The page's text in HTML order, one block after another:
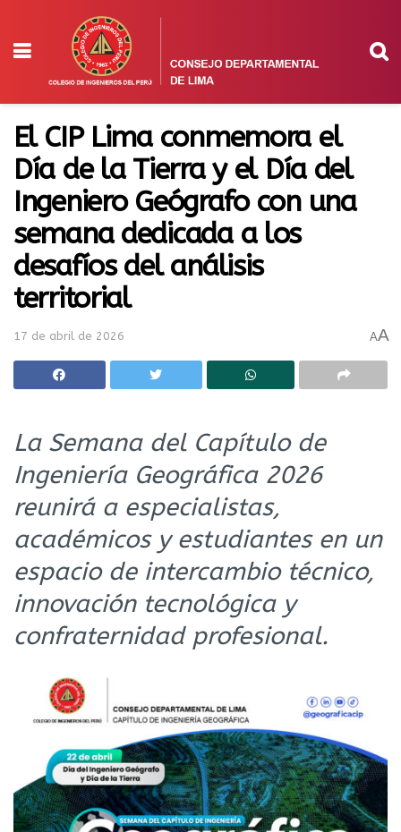
El CIP Lima conmemora el
Día de la Tierra y el Día del
Ingeniero Geógrafo con una
semana dedicada a los
desafíos del análisis
territorial
17 de abril de 2026 AA
La Semana del Capítulo de
Ingeniería Geográfica 2026
reunirá a especialistas,
académicos y estudiantes en un
espacio de intercambio técnico,
innovación tecnológica y
confraternidad profesional.